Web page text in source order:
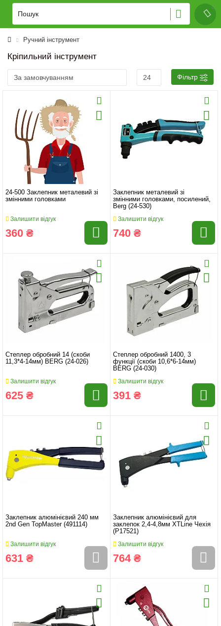
Ручний інструмент
Кріпильний інструмент
Фільтр
24-500 Заклепник металевий зі
змінними головками
Залишити відгук
360 ₴
Заклепник металевий зі
змінними головками, посилений,
Berg (24-530)
Залишити відгук
740 ₴
Степлер обробний 14 (скоби
11,3*4-14мм) BERG (24-026)
Залишити відгук
625 ₴
Степлер обробний 1400, 3
функції (скоби 10,6*6-14мм)
BERG (24-030)
Залишити відгук
391 ₴
Заклепник алюмінієвий 240 мм
2nd Gen TopMaster (491114)
Залишити відгук
631 ₴
Заклепник алюмінієвий для
заклепок 2,4-4,8мм XTLine Чехія
(P17521)
Залишити відгук
764 ₴